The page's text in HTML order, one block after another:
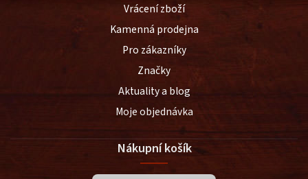
Vrácení zboží
Kamenná prodejna
Pro zákazníky
Značky
Aktuality a blog
Moje objednávka
Nákupní košík